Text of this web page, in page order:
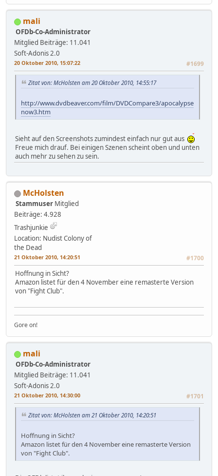
mali
OFDb-Co-Administrator
Mitglied Beiträge: 11.041
Soft-Adonis 2.0
20 Oktober 2010, 15:07:22 #1699
Zitat von: McHolsten am 20 Oktober 2010, 14:55:17
http://www.dvdbeaver.com/film/DVDCompare3/apocalypse
now3.htm
Sieht auf den Screenshots zumindest einfach nur gut aus
Freue mich drauf. Bei einigen Szenen scheint oben und unten
auch mehr zu sehen zu sein.
McHolsten
Stammuser Mitglied
Beiträge: 4.928
Trashjunkie
Location: Nudist Colony of
the Dead
21 Oktober 2010, 14:20:51 #1700
Hoffnung in Sicht?
Amazon listet für den 4 November eine remasterte Version
von "Fight Club".
Gore on!
mali
OFDb-Co-Administrator
Mitglied Beiträge: 11.041
Soft-Adonis 2.0
21 Oktober 2010, 14:30:00 #1701
Zitat von: McHolsten am 21 Oktober 2010, 14:20:51
Hoffnung in Sicht?
Amazon listet für den 4 November eine remasterte Version
von "Fight Club".